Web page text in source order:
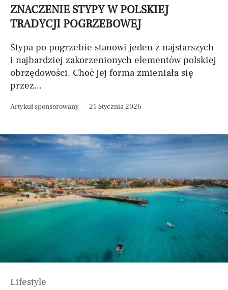
ZNACZENIE STYPY W POLSKIEJ
TRADYCJI POGRZEBOWEJ
Stypa po pogrzebie stanowi jeden z najstarszych
i najbardziej zakorzenionych elementów polskiej
obrzędowości. Choć jej forma zmieniała się
przez...
Artykuł sponsorowany 21 Stycznia 2026
Lifestyle